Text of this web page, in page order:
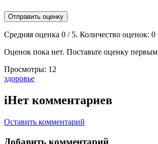
Отправить оценку
Средняя оценка 0 / 5. Количество оценок: 0
Оценок пока нет. Поставьте оценку
Просмотры: 12
Тэги:
здоровье
iНет комментариев
Оставить комментарий
Добавить комментарий